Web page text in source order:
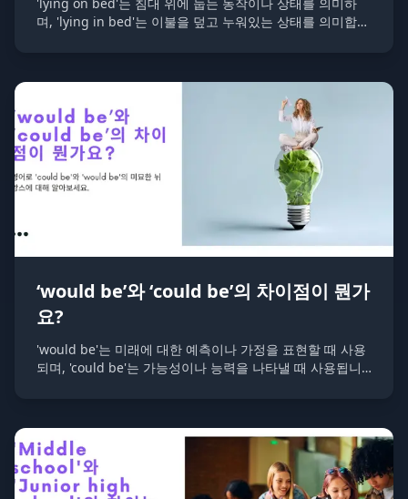
며, 'lying in bed'는 이불을 덮고 누워있는 상태를 의미합니
‘would be’와 ‘could be’의 차이점이 뭔가
요?
'would be'는 미래에 대한 예측이나 가정을 표현할 때 사용
되며, 'could be'는 가능성이나 능력을 나타낼 때 사용됩니